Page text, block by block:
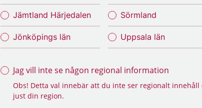
Jämtland Härjedalen
Jönköpings län
Sörmland
Uppsala län
Jag vill inte se någon regional information
Obs! Detta val innebär att du inte ser regionalt
just din region.